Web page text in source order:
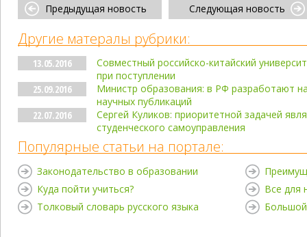
Предыдущая новость Следующая новость
Другие матералы рубрики:
13.05.2016
Совместный российско-китайский
при поступлении
25.09.2016
Министр образования: в РФ разработают
научных публикаций
22.07.2016
Сергей Куликов: приоритетной задачей
студенческого самоуправления
Популярные статьи на портале:
Законодательство в образовании
Куда пойти учиться?
Толковый словарь русского языка
Все для
Большой